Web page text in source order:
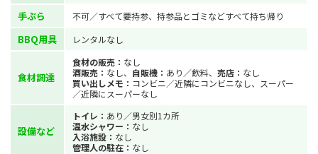
手ぶら 不可／すべて要持参、持参品とゴミなどすべて持ち帰り
BBQ用具 レンタルなし
食材調達
食材の販売： なし
酒販売： なし、 自販機： あり／飲料、 売店： なし
買い出しメモ： コンビニ／近隣にコンビニなし、スーパー
／近隣にスーパーなし
設備など
トイレ： あり／男女別1カ所
温水シャワー： なし
入浴施設： なし
管理人の駐在： なし